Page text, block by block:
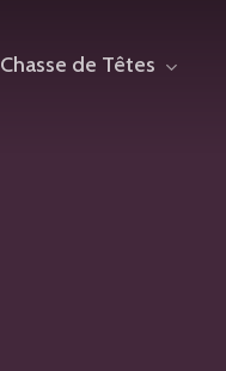
Chasse de Têtes